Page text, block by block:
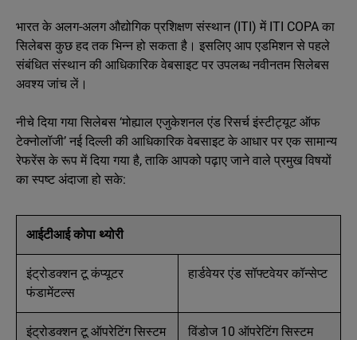
भारत के अलग-अलग औद्योगिक प्रशिक्षण संस्थान (ITI) में ITI COPA का
सिलेबस कुछ हद तक भिन्न हो सकता है। इसलिए आप एडमिशन से पहले
संबंधित संस्थान की आधिकारिक वेबसाइट पर उपलब्ध नवीनतम सिलेबस
अवश्य जांच लें।
नीचे दिया गया सिलेबस ‘मोह्याल एजुकेशनल एंड रिसर्च इंस्टीट्यूट ऑफ
टेक्नोलॉजी’ नई दिल्ली की आधिकारिक वेबसाइट के आधार पर एक सामान्य
रेफरेंस के रूप में दिया गया है, ताकि आपको पढ़ाए जाने वाले प्रमुख विषयों
का स्पष्ट अंदाजा हो सके:
आईटीआई कोपा थ्योरी
इंट्रोडक्शन टू कंप्यूटर
फंडामेंटल्स
हार्डवेयर एंड सॉफ्टवेयर कॉन्सेप्ट
इंट्रोडक्शन टू ऑपरेटिंग सिस्टम विंडोज 10 ऑपरेटिंग सिस्टम